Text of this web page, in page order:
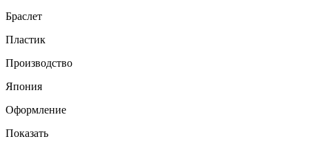
Браслет
Пластик
Производство
Япония
Оформление
Показать